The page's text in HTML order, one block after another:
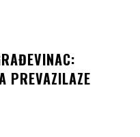
PREVAZILAZE